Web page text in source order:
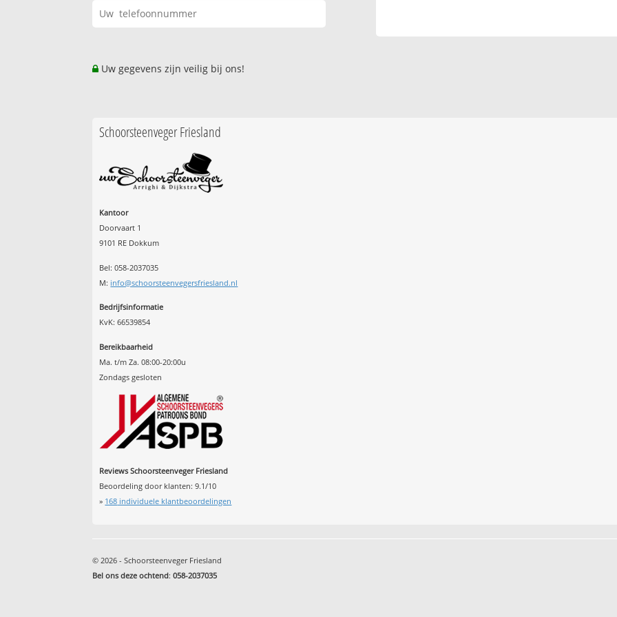
Uw gegevens zijn veilig bij ons!
Schoorsteenveger Friesland
Kantoor
Doorvaart 1
9101 RE Dokkum
Bel: 058-2037035
M: info@schoorsteenvegersfriesland.nl
Bedrijfsinformatie
KvK: 66539854
Bereikbaarheid
Ma. t/m Za. 08:00-20:00u
Zondags gesloten
Reviews Schoorsteenveger Friesland
Beoordeling door klanten:9.1/10
» 168 individuele klantbeoordelingen
© 2026 - Schoorsteenveger Friesland
Bel ons deze ochtend:058-2037035